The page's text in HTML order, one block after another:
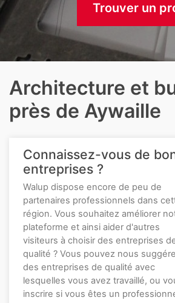
Trouver un
Architecture et
près de Aywaille
Connaissez-vous de
entreprises ?
Walup dispose encore de peu de
partenaires professionnels dans
région. Vous souhaitez améliorer
plateforme et ainsi aider d'autres
visiteurs à choisir des entreprises
qualité ? Vous pouvez nous
des entreprises de qualité avec
lesquelles vous avez travaillé, ou
inscrire si vous êtes un